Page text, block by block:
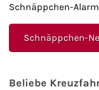
Schnäppchen-Alarm
Schnäppchen-
Beliebe